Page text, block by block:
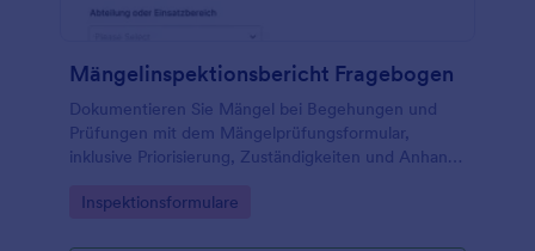
Mängelinspektionsbericht Fragebogen
Dokumentieren Sie Mängel bei Begehungen und
Prüfungen mit dem Mängelprüfungsformular,
inklusive Priorisierung, Zuständigkeiten und Anhang,
und Verwaltung.
Go to Category:
Inspektionsformulare